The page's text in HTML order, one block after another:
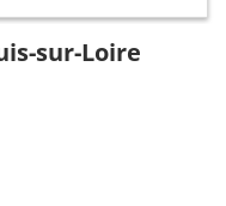
sur-Loire